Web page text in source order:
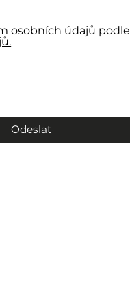
osobních údajů podle
Odeslat